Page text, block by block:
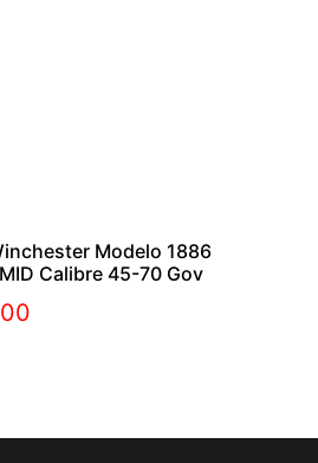
Modelo 1886
Calibre 45-70 Gov